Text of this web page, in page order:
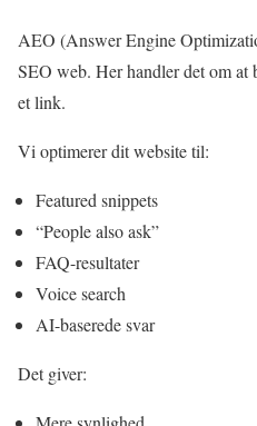
AEO (Answer Engine
SEO web. Her handler det om at
et link.
Vi optimerer dit website til:
Featured snippets
“People also ask”
FAQ-resultater
Voice search
AI-baserede svar
Det giver: